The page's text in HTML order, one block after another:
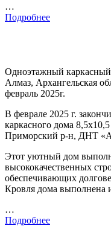
…
Подробнее
Одноэтажный
Алмаз, Архангельская
февраль 2025г.
В феврале 2025 г.
каркасного дома
Приморский р-н, ДНТ
Этот уютный дом
высококачественных
обеспечивающих
Кровля дома выполнена
…
Подробнее